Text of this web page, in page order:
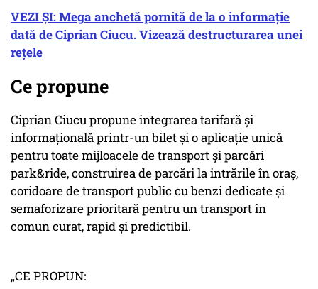
VEZI ȘI: Mega anchetă pornită de la o informație
dată de Ciprian Ciucu. Vizează destructurarea unei
rețele
Ce propune
Ciprian Ciucu propune integrarea tarifară și
informațională printr-un bilet și o aplicație unică
pentru toate mijloacele de transport și parcări
park&ride, construirea de parcări la intrările în oraș,
coridoare de transport public cu benzi dedicate și
semaforizare prioritară pentru un transport în
comun curat, rapid și predictibil.
„CE PROPUN: